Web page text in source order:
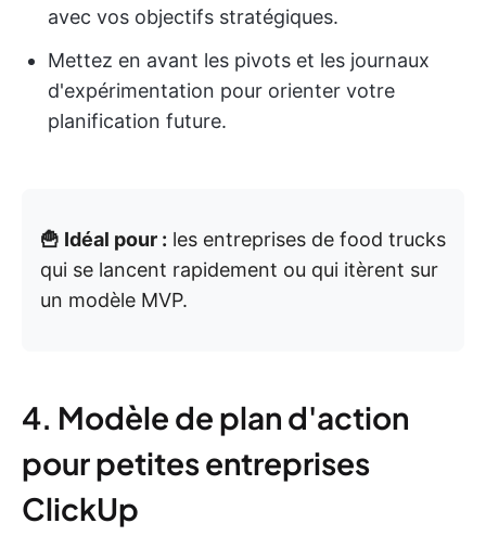
avec vos objectifs stratégiques.
Mettez en avant les pivots et les journaux
d'expérimentation pour orienter votre
planification future.
🍟 Idéal pour : les entreprises de food trucks
qui se lancent rapidement ou qui itèrent sur
un modèle MVP.
4. Modèle de plan d'action
pour petites entreprises
ClickUp